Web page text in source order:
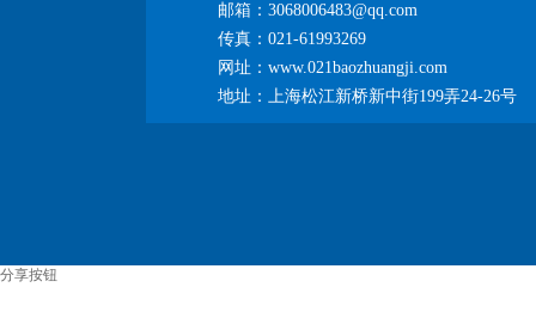
邮箱：3068006483@qq.com
传真：021-61993269
网址：www.021baozhuangji.com
地址：上海松江新桥新中街199弄24-26号
分享按钮